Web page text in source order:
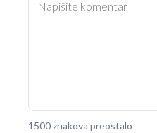
1500 znakova preostalo